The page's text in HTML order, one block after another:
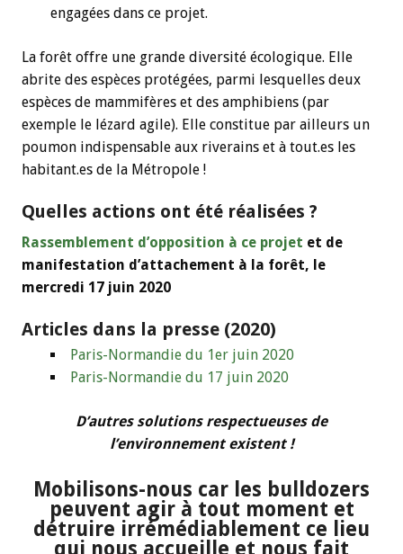
engagées dans ce projet.
La forêt offre une grande diversité écologique. Elle
abrite des espèces protégées, parmi lesquelles deux
espèces de mammifères et des amphibiens (par
exemple le lézard agile). Elle constitue par ailleurs un
poumon indispensable aux riverains et à tout.es les
habitant.es de la Métropole !
Quelles actions ont été réalisées ?
Rassemblement d’opposition à ce projet et de
manifestation d’attachement à la forêt, le
mercredi 17 juin 2020
Articles dans la presse (2020)
Paris-Normandie du 1er juin 2020
Paris-Normandie du 17 juin 2020
D’autres solutions respectueuses de
l’environnement existent !
Mobilisons-nous car les bulldozers
peuvent agir à tout moment et
détruire irrémédiablement ce lieu
qui nous accueille et nous fait